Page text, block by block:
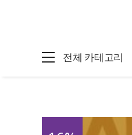
전체 카테고리